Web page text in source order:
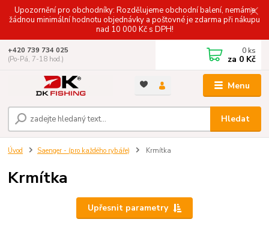
Upozornění pro obchodníky: Rozdělujeme obchodní balení, nemáme
žádnou minimální hodnotu objednávky a poštovné je zdarma při nákupu
nad 10 000 Kč s DPH!
Menu
Hledat
+420 739 734 025
(Po-Pá, 7-18 hod.)
0 ks
za 0 Kč
Úvod Saenger - (pro každého rybáře) Krmítka
Krmítka
Upřesnit parametry